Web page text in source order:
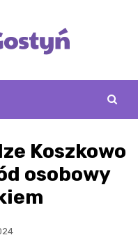
Koszkowo
osobowy